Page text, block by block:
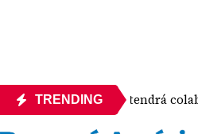
TRENDING
de Karol G tendrá